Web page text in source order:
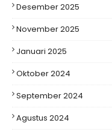
Desember 2025
November 2025
Januari 2025
Oktober 2024
September 2024
Agustus 2024